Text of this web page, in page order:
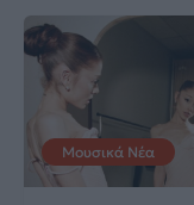
Μουσικά Νέα